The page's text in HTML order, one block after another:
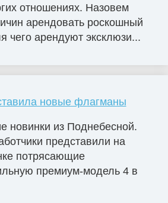
отношениях. Назовем
арендовать роскошный
чего арендуют эксклюзи...
новые флагманы
новинки из Поднебесной.
представили на
потрясающие
премиум-модель 4 в